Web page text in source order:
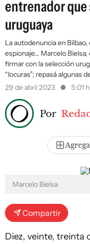
entrenador que
uruguaya
La autodenuncia en
espionaje... Marcelo
firmar con la selección
“locuras”; repasá algunas
29 de abril 2023
5:01
Por
Marcelo Bielsa
Compartir
Diez, veinte, treinta